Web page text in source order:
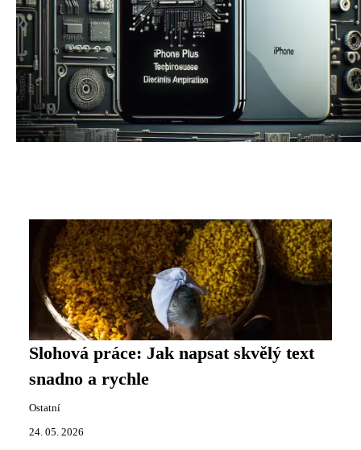
Slohová práce: Jak napsat skvělý text
snadno a rychle
Ostatní
24. 05. 2026